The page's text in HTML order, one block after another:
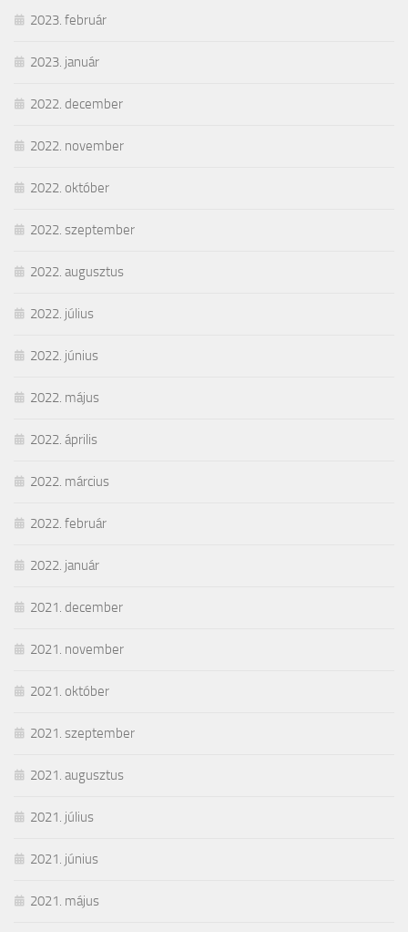
2023. február
2023. január
2022. december
2022. november
2022. október
2022. szeptember
2022. augusztus
2022. július
2022. június
2022. május
2022. április
2022. március
2022. február
2022. január
2021. december
2021. november
2021. október
2021. szeptember
2021. augusztus
2021. július
2021. június
2021. május